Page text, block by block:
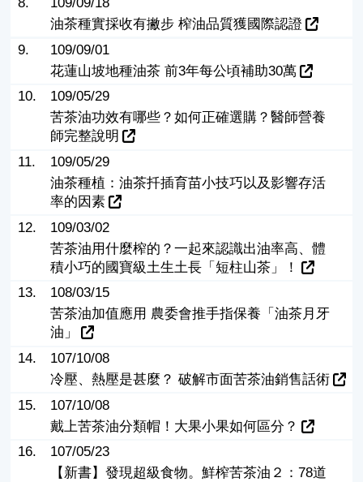
油茶種實採收有撇步 榨油品質獲國際認證
9.
109/09/01
花蓮山坡地種油茶 前3年每公頃補助30萬
10.
109/05/29
苦茶油功效有哪些？如何正確選購？醫師營養
師完整說明
11.
109/05/29
油茶種植：油茶扦插育苗小技巧以及影響存活
率的因素
12.
109/03/02
苦茶油用什麼榨的？一起來認識出油率高、體
積小巧的國寶級土生土長「短柱山茶」！
13.
108/03/15
苦茶油加值應用 農委會推手指保養「油茶月牙
油」
14.
107/10/08
冷壓、熱壓是甚麼？ 破解市面苦茶油銷售話術
15.
107/10/08
戴上苦茶油分類帽！大果小果如何區分？
16.
107/05/23
【新書】發現超級食物。鮮榨苦茶油２：78道